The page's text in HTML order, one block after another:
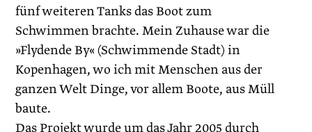
fünf weiteren Tanks das Boot zum
Schwimmen brachte. Mein Zuhause war die
»Flydende By« (Schwimmende Stadt) in
Kopenhagen, wo ich mit Menschen aus der
ganzen Welt Dinge, vor allem Boote, aus Müll
baute.
Das Projekt wurde um das Jahr 2005 durch